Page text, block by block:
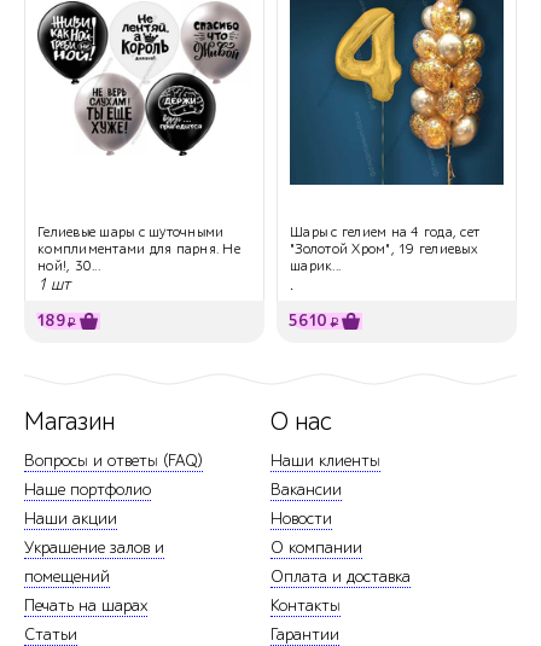
Гелиевые шары с шуточными
комплиментами для парня. Не
ной!, 30...
1 шт
189₽
Шары с гелием на 4 года, сет
"Золотой Хром", 19 гелиевых
шарик...
.
5610 ₽
Магазин
Вопросы и ответы (FAQ)
Наше портфолио
Наши акции
Украшение залов и
помещений
Печать на шарах
Статьи
О нас
Наши клиенты
Вакансии
Новости
О компании
Оплата и доставка
Контакты
Гарантии